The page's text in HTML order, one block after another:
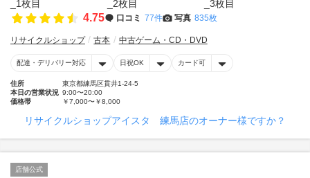
4.75 口コミ 77件 写真 835枚
リサイクルショップ 古本 中古ゲーム・CD・DVD
配達・デリバリー対応 日祝OK カード可
住所
東京都練馬区貫井1-24-5
本日の営業状況 9:00〜20:00
価格帯
￥7,000〜￥8,000
リサイクルショップアイスタ 練馬店のオーナー様ですか？
店舗公式